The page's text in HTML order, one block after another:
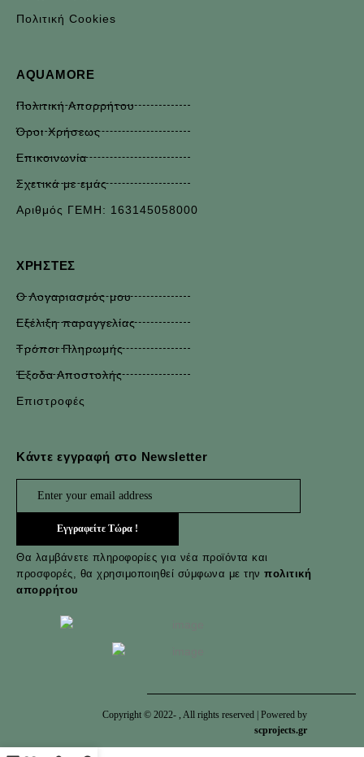
Πολιτική Cookies
AQUAMORE
Πολιτική Απορρήτου
Όροι Χρήσεως
Επικοινωνία
Σχετικά με εμάς
Αριθμός ΓΕΜΗ: 163145058000
ΧΡΉΣΤΕΣ
Ο Λογαριασμός μου
Εξέλιξη παραγγελίας
Τρόποι Πληρωμής
Έξοδα Αποστολής
Επιστροφές
Κάντε εγγραφή στο Newsletter
Θα λαμβάνετε πληροφορίες για νέα προϊόντα και
προσφορές, θα χρησιμοποιηθεί σύμφωνα με την πολιτική
απορρήτου
Copyright © 2022-, All rights reserved | Powered by
scprojects.gr